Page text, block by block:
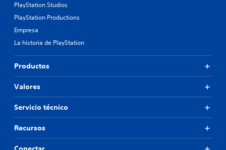
PlayStation Studios
PlayStation Productions
Empresa
La historia de PlayStation
Productos
Valores
Servicio técnico
Recursos